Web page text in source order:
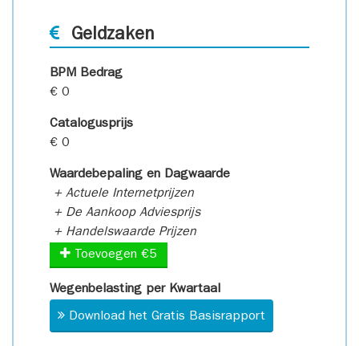
Geldzaken
BPM Bedrag
€ 0
Catalogusprijs
€ 0
Waardebepaling en Dagwaarde
+ Actuele Internetprijzen
+ De Aankoop Adviesprijs
+ Handelswaarde Prijzen
Toevoegen €5
Wegenbelasting per Kwartaal
Download het Gratis Basisrapport